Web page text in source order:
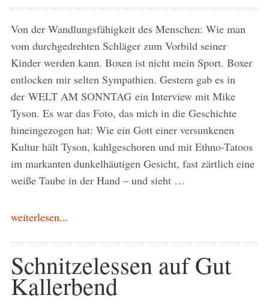
Von der Wandlungsfähigkeit des Menschen: Wie man
vom durchgedrehten Schläger zum Vorbild seiner
Kinder werden kann. Boxen ist nicht mein Sport. Boxer
entlocken mir selten Sympathien. Gestern gab es in
der WELT AM SONNTAG ein Interview mit Mike
Tyson. Es war das Foto, das mich in die Geschichte
hineingezogen hat: Wie ein Gott einer versunkenen
Kultur hält Tyson, kahlgeschoren und mit Ethno-Tatoos
im markanten dunkelhäutigen Gesicht, fast zärtlich eine
weiße Taube in der Hand – und sieht …
weiterlesen...
Schnitzelessen auf Gut
Kallerbend